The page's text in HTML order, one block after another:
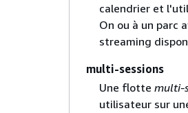
calendrier et
On ou à un parc
streaming
multi-sessions
Une flotte multi-
utilisateur sur